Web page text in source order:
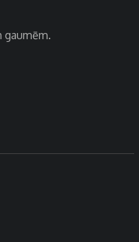
gaumēm.